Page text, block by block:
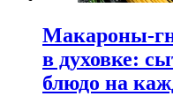
Макароны-
в духовке:
блюдо на